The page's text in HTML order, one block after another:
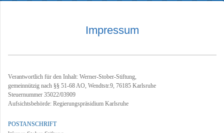
Impressum
Verantwortlich für den Inhalt: Werner-Stober-Stiftung,
gemeinnützig nach §§ 51-68 AO, Wendtstr.9, 76185 Karlsruhe
Steuernummer 35022/03909
Aufsichtsbehörde: Regierungspräsidium Karlsruhe
POSTANSCHRIFT